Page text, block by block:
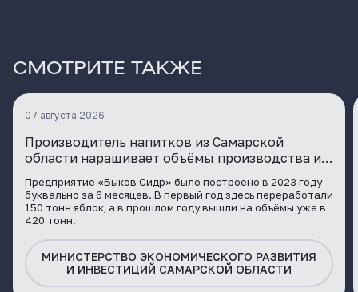
СМОТРИТЕ ТАКЖЕ
07 августа 2026
Производитель напитков из Самарской
области наращивает объёмы производства и
Предприятие «Быков Сидр» было построено в 2023 году
буквально за 6 месяцев. В первый год здесь переработали
150 тонн яблок, а в прошлом году вышли на объёмы уже в
420 тонн.
МИНИСТЕРСТВО ЭКОНОМИЧЕСКОГО РАЗВИТИЯ
И ИНВЕСТИЦИЙ САМАРСКОЙ ОБЛАСТИ